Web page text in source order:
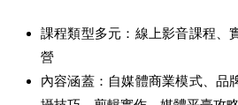
課程類型多元：線上影音課程、
營
內容涵蓋：自媒體商業模式、品